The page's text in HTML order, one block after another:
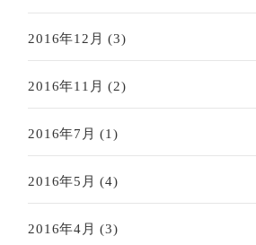
2016年12月 (3)
2016年11月 (2)
2016年7月 (1)
2016年5月 (4)
2016年4月 (3)